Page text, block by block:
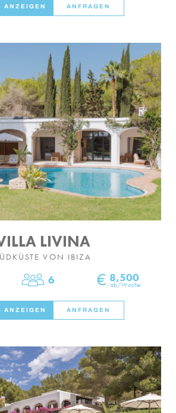
ANZEIGEN ANFRAGEN
LIVINA
VON IBIZA
Personen
6 € 8,500
ab/Woche
ANZEIGEN ANFRAGEN